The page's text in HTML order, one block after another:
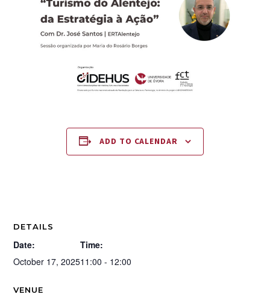
ADD TO CALENDAR
DETAILS
Date:
October 17, 2025
Time:
11:00 - 12:00
VENUE